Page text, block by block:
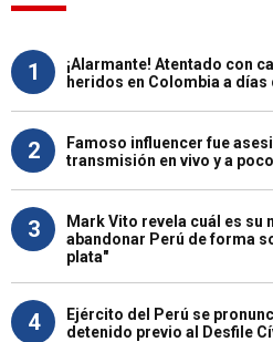
1
¡Alarmante! Atentado con
heridos en Colombia a
2
Famoso influencer fue
transmisión en vivo y a
3
Mark Vito revela cuál es su
abandonar Perú de forma
plata"
4
Ejército del Perú se
detenido previo al Desfile